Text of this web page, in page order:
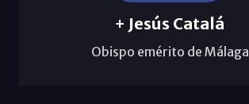
+ Jesús Catalá
Obispo emérito de Málaga